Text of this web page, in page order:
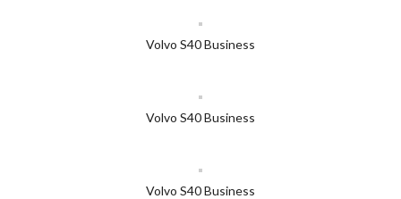
Volvo S40 Business
Volvo S40 Business
Volvo S40 Business